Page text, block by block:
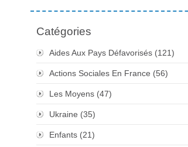
Catégories
Aides Aux Pays Défavorisés (121)
Actions Sociales En France (56)
Les Moyens (47)
Ukraine (35)
Enfants (21)